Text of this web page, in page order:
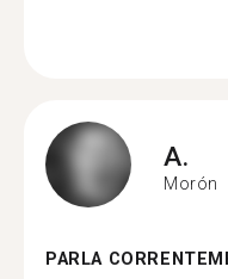
A.
Morón
PARLA